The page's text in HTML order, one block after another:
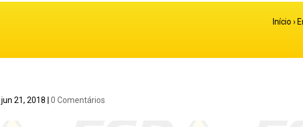
Início ›
|jun 21, 2018 |0 Comentários